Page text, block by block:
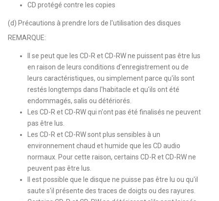
CD protégé contre les copies
(d) Précautions à prendre lors de l'utilisation des disques
REMARQUE:
Il se peut que les CD-R et CD-RW ne puissent pas être lus
en raison de leurs conditions d'enregistrement ou de
leurs caractéristiques, ou simplement parce qu'ils sont
restés longtemps dans l'habitacle et qu'ils ont été
endommagés, salis ou détériorés.
Les CD-R et CD-RW qui n'ont pas été finalisés ne peuvent
pas être lus.
Les CD-R et CD-RW sont plus sensibles à un
environnement chaud et humide que les CD audio
normaux. Pour cette raison, certains CD-R et CD-RW ne
peuvent pas être lus.
Il est possible que le disque ne puisse pas être lu ou qu'il
saute s'il présente des traces de doigts ou des rayures.